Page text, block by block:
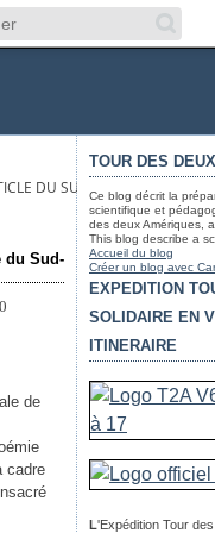
DU SUD-OUEST - MEETING
du Sud-
de
cadre
TOUR DES
Ce blog décrit la
scientifique et
des deux Amériques,
This blog describe a
Accueil du blog
Créer un blog avec
EXPEDITION
SOLIDAIRE EN
ITINERAIRE
L'Expédition Tour